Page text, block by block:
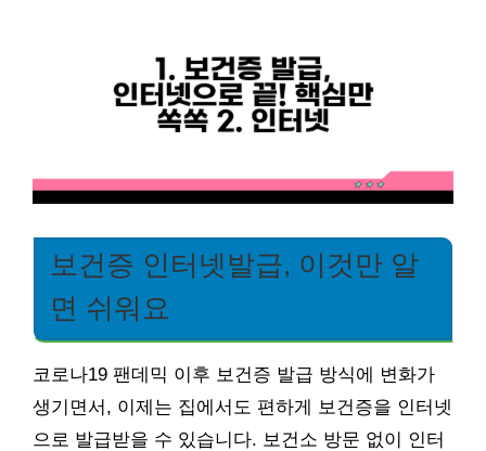
보건증 인터넷발급, 이것만 알
면 쉬워요
코로나19 팬데믹 이후 보건증 발급 방식에 변화가
생기면서, 이제는 집에서도 편하게 보건증을 인터넷
으로 발급받을 수 있습니다. 보건소 방문 없이 인터